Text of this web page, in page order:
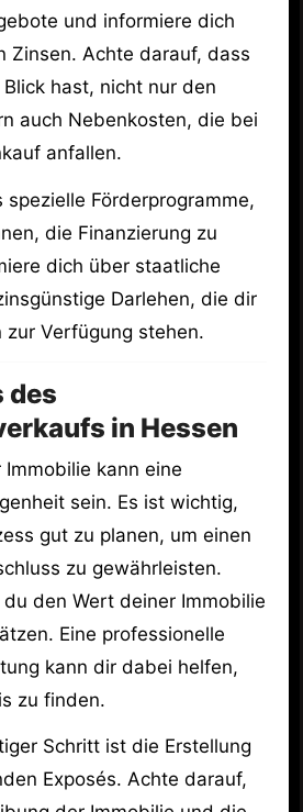
und informiere dich
Zinsen. Achte darauf, dass
hast, nicht nur den
auch Nebenkosten, die bei
anfallen.
Förderprogramme,
die Finanzierung zu
dich über staatliche
Darlehen, die dir
Verfügung stehen.
des
in Hessen
kann eine
sein. Es ist wichtig,
gut zu planen, um einen
zu gewährleisten.
den Wert deiner Immobilie
Eine professionelle
kann dir dabei helfen,
zu finden.
Schritt ist die Erstellung
Exposés. Achte darauf,